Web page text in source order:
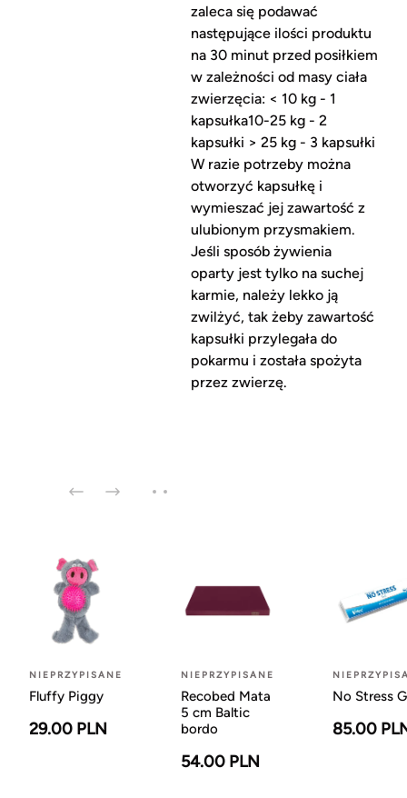
zaleca się podawać
następujące ilości produktu
na 30 minut przed posiłkiem
w zależności od masy ciała
zwierzęcia: < 10 kg - 1
kapsułka10-25 kg - 2
kapsułki > 25 kg - 3 kapsułki
W razie potrzeby można
otworzyć kapsułkę i
wymieszać jej zawartość z
ulubionym przysmakiem.
Jeśli sposób żywienia
oparty jest tylko na suchej
karmie, należy lekko ją
zwilżyć, tak żeby zawartość
kapsułki przylegała do
pokarmu i została spożyta
przez zwierzę.
NIEPRZYPISANE
Fluffy Piggy
29.00 PLN
NIEPRZYPISANE
Recobed Mata
5 cm Baltic
bordo
54.00 PLN
No Stress
85.00